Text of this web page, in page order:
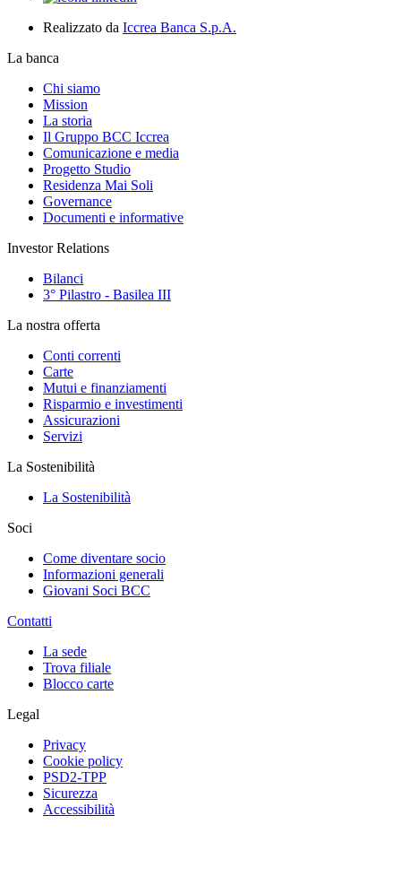
Realizzato da Iccrea Banca S.p.A.
La banca
Chi siamo
Mission
La storia
Il Gruppo BCC Iccrea
Comunicazione e media
Progetto Studio
Residenza Mai Soli
Governance
Documenti e informative
Investor Relations
Bilanci
3° Pilastro - Basilea III
La nostra offerta
Conti correnti
Carte
Mutui e finanziamenti
Risparmio e investimenti
Assicurazioni
Servizi
La Sostenibilità
La Sostenibilità
Soci
Come diventare socio
Informazioni generali
Giovani Soci BCC
Contatti
La sede
Trova filiale
Blocco carte
Legal
Privacy
Cookie policy
PSD2-TPP
Sicurezza
Accessibilità